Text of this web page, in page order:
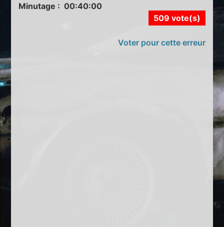
Minutage : 00:40:00
509 vote(s)
Voter pour cette erreur